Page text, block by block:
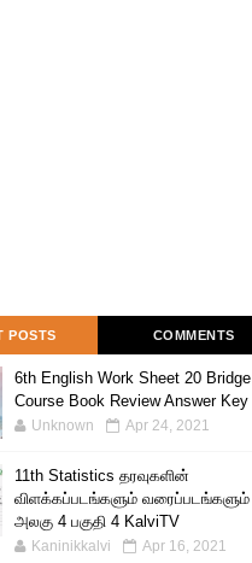
POSTS COMMENTS
6th English Work Sheet 20 Bridge
Course Book Review Answer Key
Unknown Apr 24, 2021
11th Statistics தரவுகளின்
விளக்கப்படங்களும் வரைப்படங்களும்
அலகு 4 பகுதி 4 KalviTV
Kaninikkalvi Apr 16, 2021